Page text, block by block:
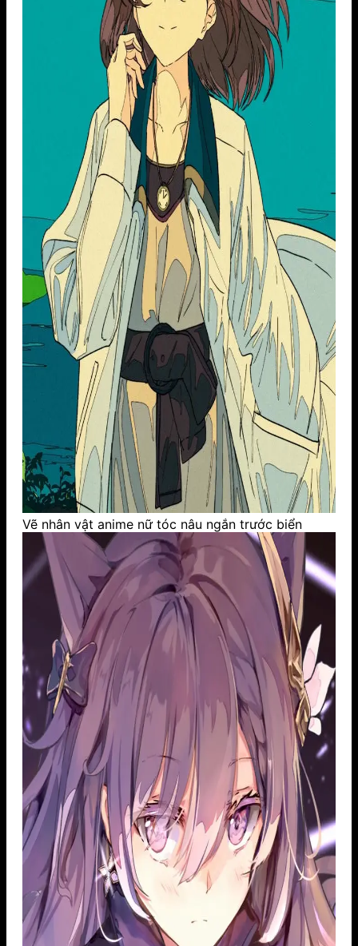
Vẽ nhân vật anime nữ tóc nâu ngắn trước biển